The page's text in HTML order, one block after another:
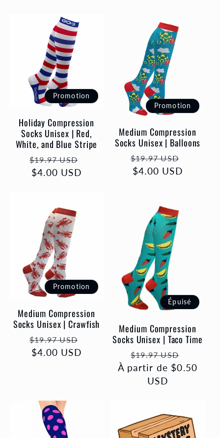
Promotion
Holiday Compression
Socks Unisex | Red,
White, and Blue Stripe
Prix
habituel
$19.97 USD
promotionnel
$4.00 USD
Promotion
Medium Compression
Socks Unisex | Balloons
Prix
habituel
$19.97 USD
$4.00 USD
Promotion
Medium Compression
Socks Unisex | Crawfish
Prix
habituel
$19.97 USD
promotionnel
$4.00 USD
Épuisé
Medium Compression
Socks Unisex | Taco Time
Prix
habituel
$19.97 USD
À partir de $0.50
USD